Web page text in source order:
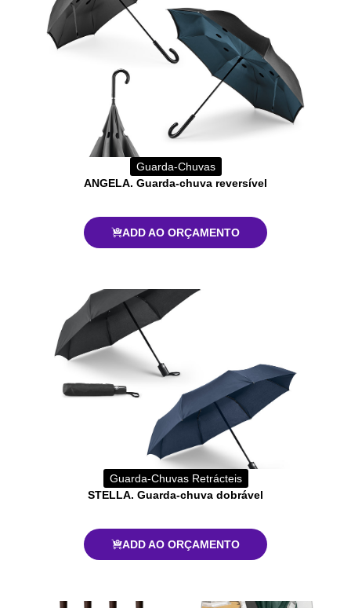
Guarda-Chuvas
ANGELA. Guarda-chuva reversível
ADD AO ORÇAMENTO
Guarda-Chuvas Retrácteis
STELLA. Guarda-chuva dobrável
ADD AO ORÇAMENTO